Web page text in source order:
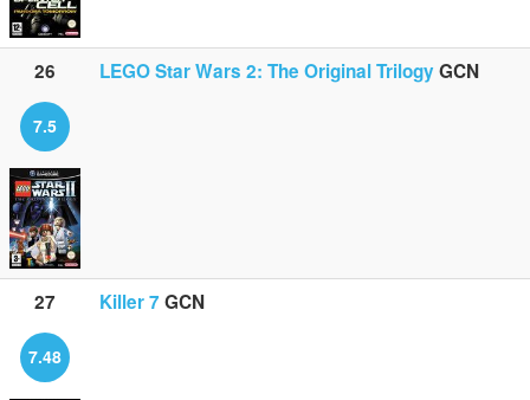
26 LEGO Star Wars 2: The Original TrilogyGCN
7.5
27 Killer 7GCN
7.48